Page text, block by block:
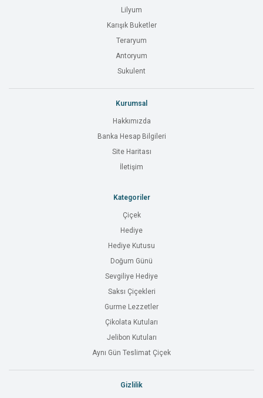
Lilyum
Karışık Buketler
Teraryum
Antoryum
Sukulent
Kurumsal
Hakkımızda
Banka Hesap Bilgileri
Site Haritası
İletişim
Kategoriler
Çiçek
Hediye
Hediye Kutusu
Doğum Günü
Sevgiliye Hediye
Saksı Çiçekleri
Gurme Lezzetler
Çikolata Kutuları
Jelibon Kutuları
Aynı Gün Teslimat Çiçek
Gizlilik